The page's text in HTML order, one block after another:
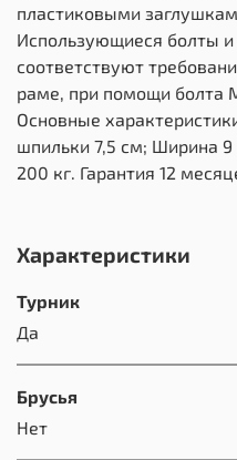
пластиковыми
Использующиеся болты
соответствуют
раме, при помощи болта
Основные
шпильки 7,5 см; Ширина
200 кг. Гарантия 12
Характеристики
Турник
Да
Брусья
Нет